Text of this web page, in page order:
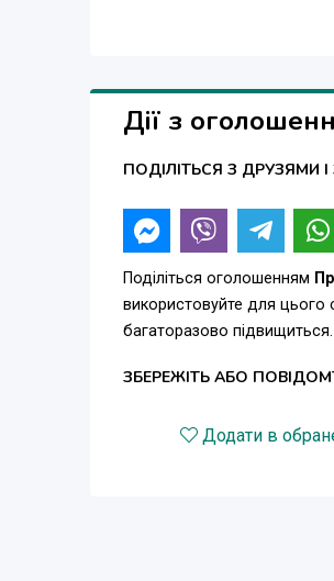
Дії з
ПОДІЛІТЬСЯ З ДРУЗЯМИ
Поділіться оголошенням
використовуйте для цього
багаторазово підвищиться.
ЗБЕРЕЖІТЬ АБО
Додати в